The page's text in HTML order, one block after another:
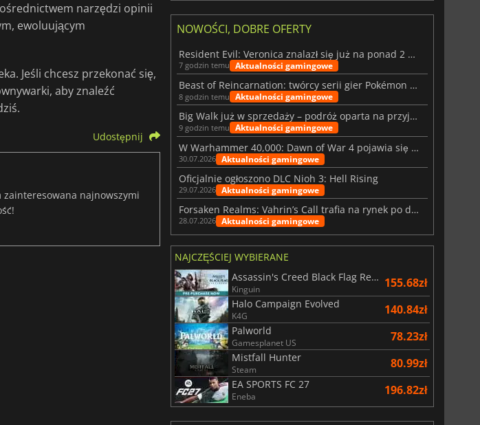
narzędzi opinii
ewoluującym
Jeśli chcesz przekonać się,
aby znaleźć
Udostępnij
najnowszymi
NOWOŚCI, DOBRE OFERTY
Resident Evil: Veronica znalazł się już na ponad 2 milionach list życzeń
7 godzin temu Aktualności gamingowe
Beast of Reincarnation: twórcy serii gier Pokémon wkraczają na nową ścieżkę
8 godzin temu Aktualności gamingowe
Big Walk już w sprzedaży – podróż oparta na przyjaźni
9 godzin temu Aktualności gamingowe
W Warhammer 40,000: Dawn of War 4 pojawia się frakcja Nekronów
30.07.2026 Aktualności gamingowe
Oficjalnie ogłoszono DLC Nioh 3: Hell Rising
29.07.2026 Aktualności gamingowe
Forsaken Realms: Vahrin’s Call trafia na rynek po dziesięciu latach prac
28.07.2026 Aktualności gamingowe
NAJCZĘŚCIEJ WYBIERANE
Assassin's Creed Black Flag Resynced
Kinguin 155.68zł
Halo Campaign Evolved
K4G 140.84zł
Palworld
Gamesplanet US 78.23zł
Mistfall Hunter
Steam 80.99zł
EA SPORTS FC 27
Eneba 196.82zł